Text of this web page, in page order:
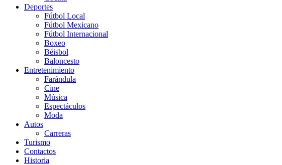
Deportes
Fútbol Local
Fútbol Mexicano
Fútbol Internacional
Boxeo
Béisbol
Baloncesto
Entretenimiento
Farándula
Cine
Música
Espectáculos
Moda
Autos
Carreras
Turismo
Contactos
Historia